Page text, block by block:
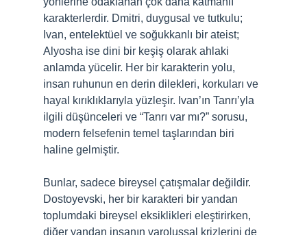
karakterlerdir. Dmitri, duygusal ve tutkulu;
Ivan, entelektüel ve soğukkanlı bir ateist;
Alyosha ise dini bir keşiş olarak ahlaki
anlamda yücelir. Her bir karakterin yolu,
insan ruhunun en derin dilekleri, korkuları ve
hayal kırıklıklarıyla yüzleşir. Ivan’ın Tanrı’yla
ilgili düşünceleri ve “Tanrı var mı?” sorusu,
modern felsefenin temel taşlarından biri
haline gelmiştir.
Bunlar, sadece bireysel çatışmalar değildir.
Dostoyevski, her bir karakteri bir yandan
toplumdaki bireysel eksiklikleri eleştirirken,
diğer yandan insanın varoluşsal krizlerini de